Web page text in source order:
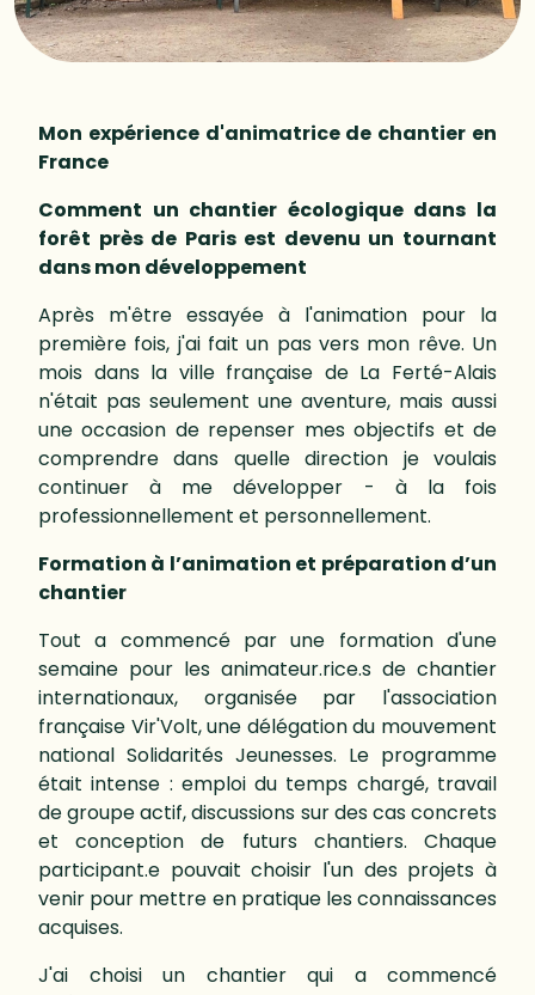
Mon expérience d'animatrice de chantier en
France
Comment un chantier écologique dans la
forêt près de Paris est devenu un tournant
dans mon développement
Après m'être essayée à l'animation pour la
première fois, j'ai fait un pas vers mon rêve. Un
mois dans la ville française de La Ferté-Alais
n'était pas seulement une aventure, mais aussi
une occasion de repenser mes objectifs et de
comprendre dans quelle direction je voulais
continuer à me développer - à la fois
professionnellement et personnellement.
Formation à l’animation et préparation d’un
chantier
Tout a commencé par une formation d'une
semaine pour les animateur.rice.s de chantier
internationaux, organisée par l'association
française Vir'Volt, une délégation du mouvement
national Solidarités Jeunesses. Le programme
était intense : emploi du temps chargé, travail
de groupe actif, discussions sur des cas concrets
et conception de futurs chantiers. Chaque
participant.e pouvait choisir l'un des projets à
venir pour mettre en pratique les connaissances
acquises.
J'ai choisi un chantier qui a commencé